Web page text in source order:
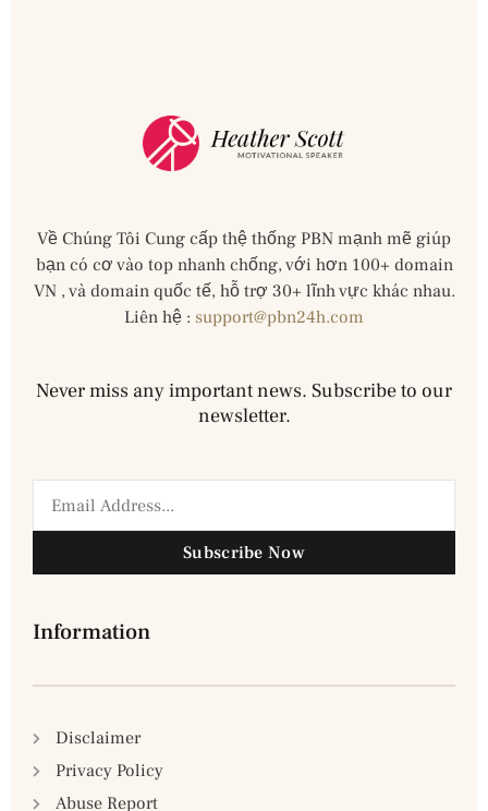
Về Chúng Tôi Cung cấp thệ thống PBN mạnh mẽ giúp
bạn có cơ vào top nhanh chống, với hơn 100+ domain
VN , và domain quốc tế, hỗ trợ 30+ lĩnh vực khác nhau.
Liên hệ : support@pbn24h.com
Never miss any important news. Subscribe to our
newsletter.
Subscribe Now
Information
Disclaimer
Privacy Policy
Abuse Report